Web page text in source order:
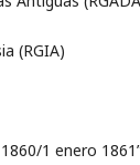
(RGIA)
1 enero